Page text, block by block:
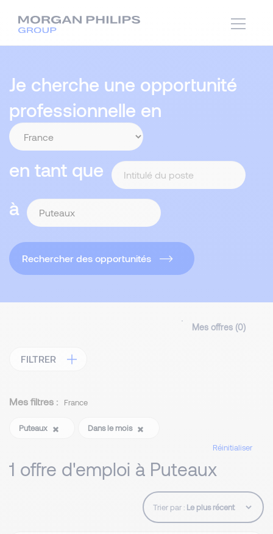
Je cherche une opportunité
professionnelle en
en tant que
à
Rechercher des opportunités
Mes offres (0)
FILTRER
Mes filtres : France
Puteaux
Dans le mois
Réinitialiser
1 offre d'emploi à Puteaux
Trier par :